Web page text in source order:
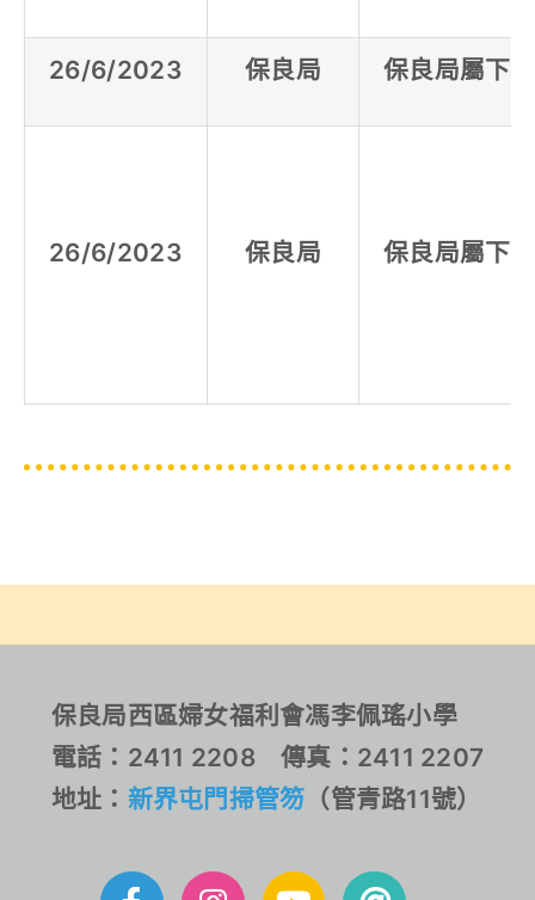
26/6/2023 保良局 保良局屬下
26/6/2023 保良局 保良局屬下
保良局西區婦女福利會馮李佩瑤小學
電話：2411 2208 傳真：2411 2207
地址： 新界屯門掃管笏 （管青路11號）